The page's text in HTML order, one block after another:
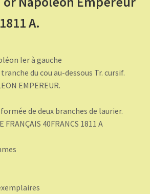
A.
Ier à gauche
du cou au-dessous Tr. cursif.
EMPEREUR.
de deux branches de laurier.
40FRANCS 1811 A